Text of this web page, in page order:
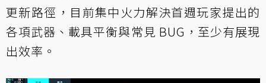
更新路徑，目前集中火力解決首週玩家提出的
各項武器、載具平衡與常見 BUG，至少有展現
出效率。